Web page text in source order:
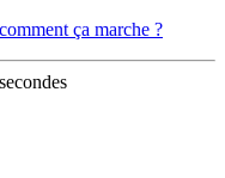
comment ça marche ?